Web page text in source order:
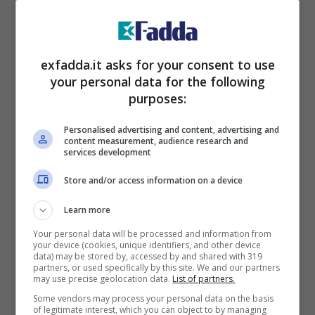
Belen, nuovi insulti dopo le foto in intimo:
lei risponde con una sola parola e fa il
pieno di like
DICEMBRE 28, 2023
exfadda.it asks for your consent to use
your personal data for the following
purposes:
Personalised advertising and content, advertising and
content measurement, audience research and
services development
Store and/or access information on a device
Learn more
Your personal data will be processed and information from
your device (cookies, unique identifiers, and other device
data) may be stored by, accessed by and shared with 319
partners, or used specifically by this site. We and our partners
may use precise geolocation data. List of partners.
Some vendors may process your personal data on the basis
of legitimate interest, which you can object to by managing